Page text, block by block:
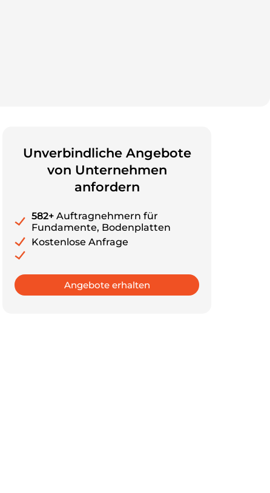
Unverbindliche Angebote
von Unternehmen
anfordern
582+ Auftragnehmern für
Fundamente, Bodenplatten
Kostenlose Anfrage
Angebote erhalten